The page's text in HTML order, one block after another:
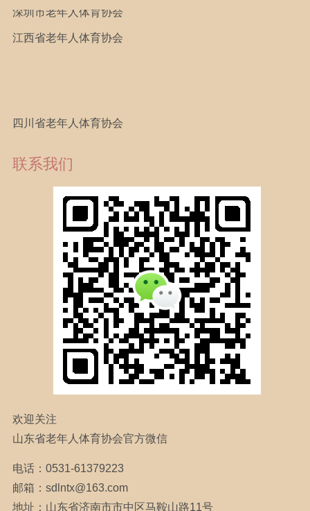
滨州市老年人体育协会
菏泽市老年人体育协会
齐鲁石化老年人体育协会
省烟草老年人体育协会
济南市老年人体育协会
青岛市老年人体育协会
淄博市老年人体育协会
枣庄市老年人体育协会
烟台市老年人体育协会
潍坊市老年人体育协会
济宁市老年人体育协会
泰安市老年人体育协会
福建省老年人体育协会
河南省老年人体育协会
陕西省老年人体育协会
天津市老年人体育协会
深圳市老年人体育协会
江西省老年人体育协会
联系我们
欢迎关注
山东省老年人体育协会官方微信
电话：0531-61379223
邮箱：sdlntx@163.com
地址：山东省济南市市中区马鞍山路11号